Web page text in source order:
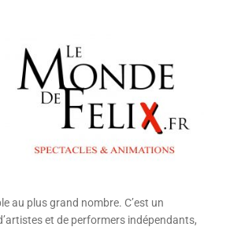
au plus grand nombre. C’est un
et de performers indépendants,